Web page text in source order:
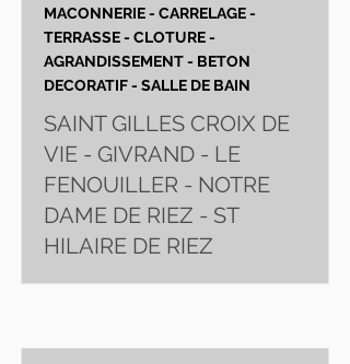
MACONNERIE - CARRELAGE -
TERRASSE - CLOTURE -
AGRANDISSEMENT - BETON
DECORATIF - SALLE DE BAIN
SAINT GILLES CROIX DE
VIE - GIVRAND - LE
FENOUILLER - NOTRE
DAME DE RIEZ - ST
HILAIRE DE RIEZ